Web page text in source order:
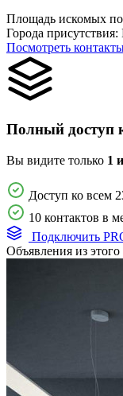
Площадь искомых
Города присутствия:
Посмотреть
Полный доступ
Вы видите только 1
Доступ ко всем
10 контактов в
Подключить
Объявления из этого